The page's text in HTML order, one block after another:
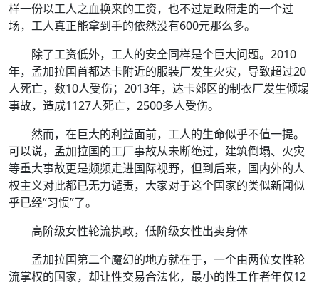
样一份以工人之血换来的工资，也不过是政府走的一个过
场，工人真正能拿到手的依然没有600元那么多。
除了工资低外，工人的安全同样是个巨大问题。2010
年，孟加拉国首都达卡附近的服装厂发生火灾，导致超过20
人死亡，数10人受伤；2013年，达卡郊区的制衣厂发生倾塌
事故，造成1127人死亡，2500多人受伤。
然而，在巨大的利益面前，工人的生命似乎不值一提。
可以说，孟加拉国的工厂事故从未断绝过，建筑倒塌、火灾
等重大事故更是频频走进国际视野，但到后来，国内外的人
权主义对此都已无力谴责，大家对于这个国家的类似新闻似
乎已经“习惯”了。
高阶级女性轮流执政，低阶级女性出卖身体
孟加拉国第二个魔幻的地方就在于，一个由两位女性轮
流掌权的国家，却让性交易合法化，最小的性工作者年仅12